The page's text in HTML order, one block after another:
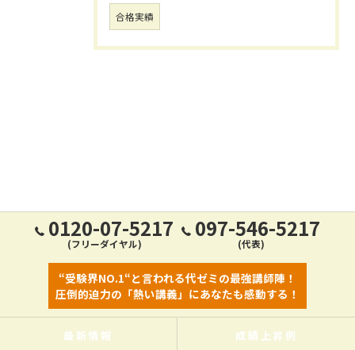
合格実績
0120-07-5217
(フリーダイヤル)
097-546-5217
(代表)
“受験界NO.1“と言われる代ゼミの最強講師陣！
圧倒的迫力の「熱い講義」にあなたも感動する！
最新情報 成績上昇例